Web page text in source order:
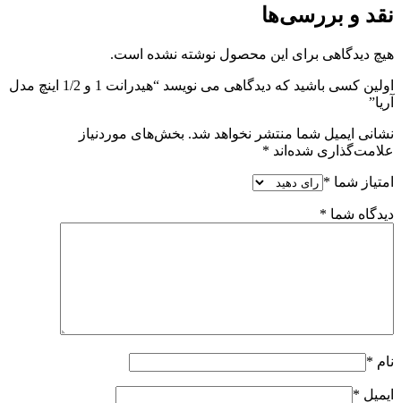
نقد و بررسی‌ها
هیچ دیدگاهی برای این محصول نوشته نشده است.
اولین کسی باشید که دیدگاهی می نویسد “هیدرانت 1 و 1/2 اینچ مدل
آریا”
نشانی ایمیل شما منتشر نخواهد شد. بخش‌های موردنیاز
علامت‌گذاری شده‌اند *
امتیاز شما *
دیدگاه شما *
نام *
ایمیل *